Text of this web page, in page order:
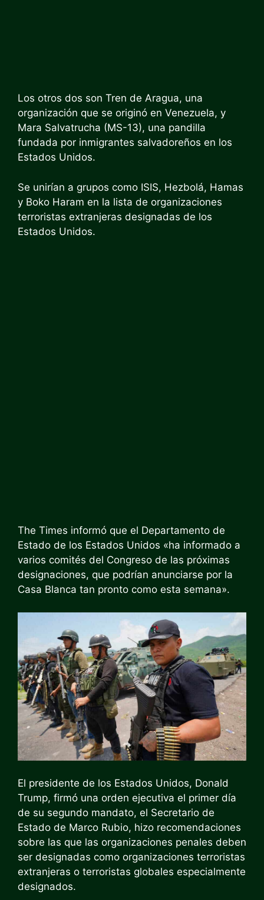
Los otros dos son Tren de Aragua, una
organización que se originó en Venezuela, y
Mara Salvatrucha (MS-13), una pandilla
fundada por inmigrantes salvadoreños en los
Estados Unidos.
Se unirían a grupos como ISIS, Hezbolá, Hamas
y Boko Haram en la lista de organizaciones
terroristas extranjeras designadas de los
Estados Unidos.
The Times informó que el Departamento de
Estado de los Estados Unidos «ha informado a
varios comités del Congreso de las próximas
designaciones, que podrían anunciarse por la
Casa Blanca tan pronto como esta semana».
El presidente de los Estados Unidos, Donald
Trump, firmó una orden ejecutiva el primer día
de su segundo mandato, el Secretario de
Estado de Marco Rubio, hizo recomendaciones
sobre las que las organizaciones penales deben
ser designadas como organizaciones terroristas
extranjeras o terroristas globales especialmente
designados.